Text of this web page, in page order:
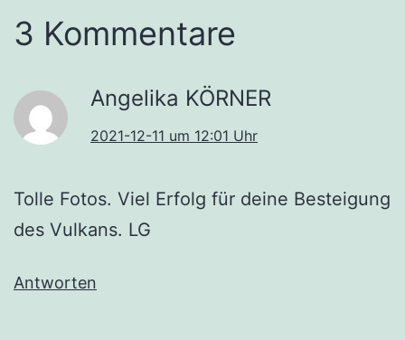
3 Kommentare
Angelika KÖRNER
2021-12-11 um 12:01 Uhr
Tolle Fotos. Viel Erfolg für deine Besteigung
des Vulkans. LG
Antworten